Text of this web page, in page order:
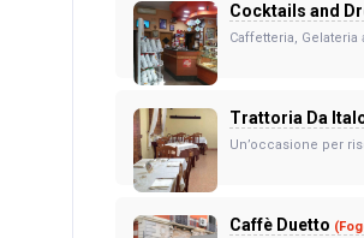
Cocktails and
Caffetteria,
Trattoria Da
Un’occasione per
Caffè Duetto